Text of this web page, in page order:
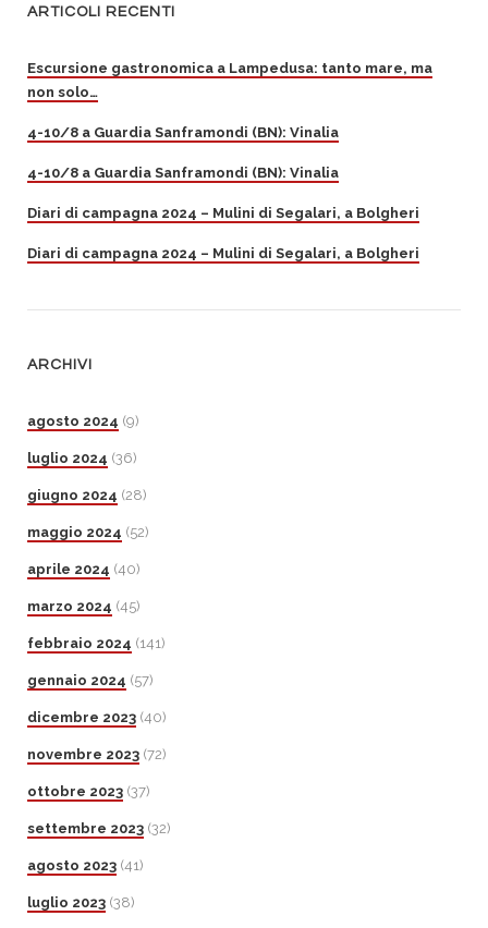
ARTICOLI RECENTI
Escursione gastronomica a Lampedusa: tanto mare, ma
non solo…
4-10/8 a Guardia Sanframondi (BN): Vinalia
4-10/8 a Guardia Sanframondi (BN): Vinalia
Diari di campagna 2024 – Mulini di Segalari, a Bolgheri
Diari di campagna 2024 – Mulini di Segalari, a Bolgheri
ARCHIVI
agosto 2024 (9)
luglio 2024 (36)
giugno 2024 (28)
maggio 2024 (52)
aprile 2024 (40)
marzo 2024 (45)
febbraio 2024 (141)
gennaio 2024 (57)
dicembre 2023 (40)
novembre 2023 (72)
ottobre 2023 (37)
settembre 2023 (32)
agosto 2023 (41)
luglio 2023 (38)